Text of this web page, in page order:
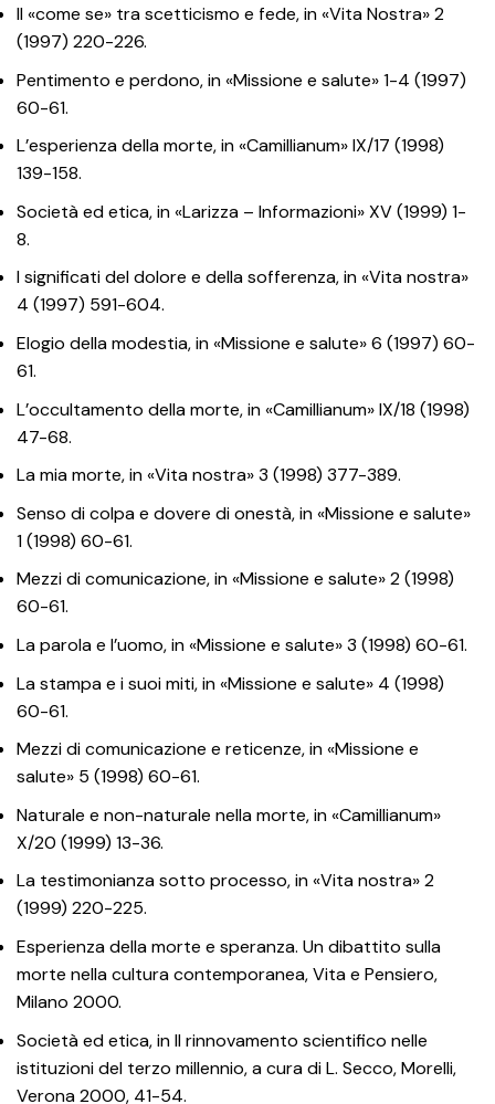
Il «come se» tra scetticismo e fede, in «Vita Nostra» 2
(1997) 220-226.
Pentimento e perdono, in «Missione e salute» 1-4 (1997)
60-61.
L’esperienza della morte, in «Camillianum» IX/17 (1998)
139-158.
Società ed etica, in «Larizza – Informazioni» XV (1999) 1-
8.
I significati del dolore e della sofferenza, in «Vita nostra»
4 (1997) 591-604.
Elogio della modestia, in «Missione e salute» 6 (1997) 60-
61.
L’occultamento della morte, in «Camillianum» IX/18 (1998)
47-68.
La mia morte, in «Vita nostra» 3 (1998) 377-389.
Senso di colpa e dovere di onestà, in «Missione e salute»
1 (1998) 60-61.
Mezzi di comunicazione, in «Missione e salute» 2 (1998)
60-61.
La parola e l’uomo, in «Missione e salute» 3 (1998) 60-61.
La stampa e i suoi miti, in «Missione e salute» 4 (1998)
60-61.
Mezzi di comunicazione e reticenze, in «Missione e
salute» 5 (1998) 60-61.
Naturale e non-naturale nella morte, in «Camillianum»
X/20 (1999) 13-36.
La testimonianza sotto processo, in «Vita nostra» 2
(1999) 220-225.
Esperienza della morte e speranza. Un dibattito sulla
morte nella cultura contemporanea, Vita e Pensiero,
Milano 2000.
Società ed etica, in Il rinnovamento scientifico nelle
istituzioni del terzo millennio, a cura di L. Secco, Morelli,
Verona 2000, 41-54.